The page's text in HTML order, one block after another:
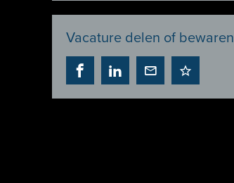
Vacature delen of bewaren